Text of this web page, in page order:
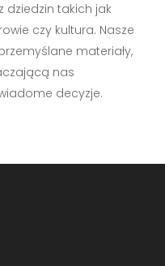
dziedzin takich jak
czy kultura. Nasze
materiały,
nas
decyzje.